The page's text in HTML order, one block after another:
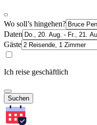
Wo soll’s hingehen?
Daten
Gäste
Ich reise geschäftlich
Suchen